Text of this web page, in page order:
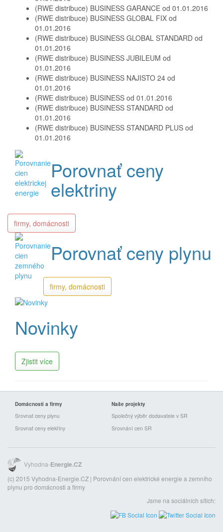
(RWE distribuce) BUSINESS GARANCE od 01.01.2016
(RWE distribuce) BUSINESS GLOBAL FIX od
01.01.2016
(RWE distribuce) BUSINESS GLOBAL STANDARD od
01.01.2016
(RWE distribuce) BUSINESS JUBILEUM od
01.01.2016
(RWE distribuce) BUSINESS NAJISTO 24 od
01.01.2016
(RWE distribuce) BUSINESS od 01.01.2016
(RWE distribuce) BUSINESS STANDARD od
01.01.2016
(RWE distribuce) BUSINESS STANDARD PLUS od
01.01.2016
Porovnať ceny
elektriny
firmy, domácnosti
Porovnať ceny plynu
firmy, domácnosti
Novinky
Zjistit více
Domácnosti a firmy
Srovnat ceny plynu
Srovnat ceny elekřiny
Naše projekty
Společný výběr dodavatele v SR
Srovnání cen SR
Vyhodna-Energie.CZ
(c) 2015 Vyhodna-Energie.CZ | Porovnání cen elektrické energie a zemního
plynu pro domácnosti a firmy
Jsme na sociálních sítích: